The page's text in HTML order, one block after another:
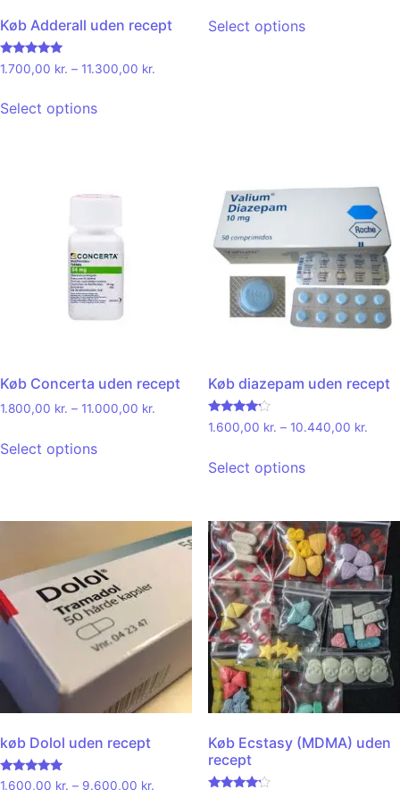
Køb Adderall uden recept
Rated
4.71
1.700,00 kr. – 11.300,00 kr.
Select options
Select options
Køb Concerta uden recept
1.800,00 kr. – 11.000,00 kr.
Select options
Køb diazepam uden recept
Rated
4.00
1.600,00 kr. – 10.440,00 kr.
Select options
køb Dolol uden recept
Rated
1.600,00 kr. – 9.600,00 kr.
Køb Ecstasy (MDMA) uden
recept